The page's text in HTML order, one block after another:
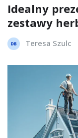
Idealny
zestawy
Teresa Szulc